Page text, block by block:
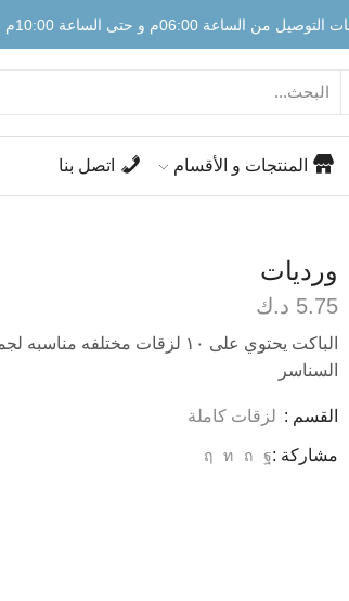
التوصيل من الساعة 06:00م و حتى الساعة 10:00م
المنتجات و الأقسام اتصل بنا
ورديات
5.75 د.ك
الباكت يحتوي على ١٠ لزقات مختلفه
السناسر
القسم : لزقات كاملة
مشاركة :